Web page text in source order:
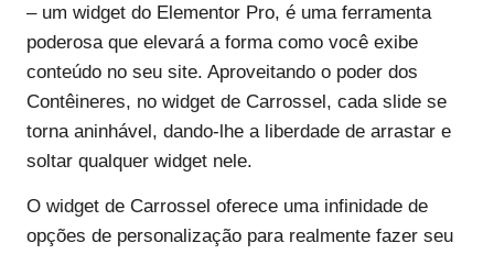
– um widget do Elementor Pro, é uma ferramenta
poderosa que elevará a forma como você exibe
conteúdo no seu site. Aproveitando o poder dos
Contêineres, no widget de Carrossel, cada slide se
torna aninhável, dando-lhe a liberdade de arrastar e
soltar qualquer widget nele.
O widget de Carrossel oferece uma infinidade de
opções de personalização para realmente fazer seu